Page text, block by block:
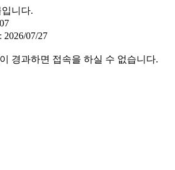
니다.
07/27
경과하면 접속을 하실 수 없습니다.